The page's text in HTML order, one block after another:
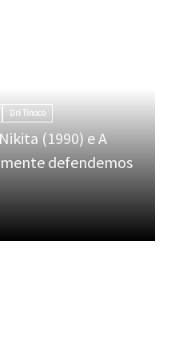
Dri Tinoco
(1990) e A
defendemos